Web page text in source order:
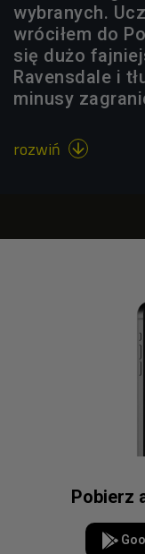
wybranych.
wróciłem do
się dużo
Ravensdale i
minusy
rozwiń 
Pobierz